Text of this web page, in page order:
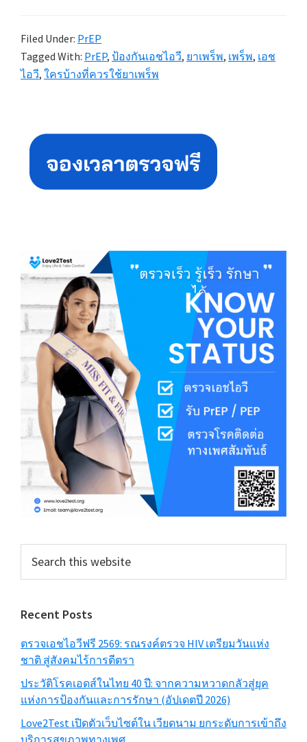
Filed Under: PrEP
Tagged With: PrEP, ป้องกันเอชไอวี, ยาเพร็พ, เพร็พ, เอช
ไอวี, ใครบ้างที่ควรใช้ยาเพร็พ
Sidebar
this
Recent Posts
ตรวจเอชไอวีฟรี 2569: รณรงค์ตรวจ HIV เตรียมวันแห่ง
ชาติ สู่สังคมไร้การตีตรา
ประวัติโรคเอดส์ในไทย 40 ปี: จากความหวาดกลัวสู่ยุค
แห่งการป้องกันและการรักษา (อัปเดตปี 2026)
Love2Test เปิดตัวเว็บไซต์ใน เวียดนาม ยกระดับการเข้าถึง